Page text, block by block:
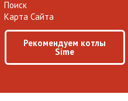
Поиск
Карта Сайта
Рекомендуем котлы
Sime